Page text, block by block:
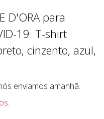
D'ORA para
19. T-shirt
cinzento, azul,
enviamos amanhã.
.